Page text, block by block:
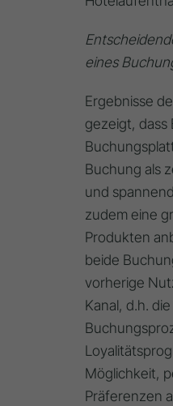
eines
Ergebnisse
gezeigt, dass
Buchung als
und
zudem eine
Produkten
beide
vorherige
Kanal, d.h.
Möglichkeit,
Präferenzen